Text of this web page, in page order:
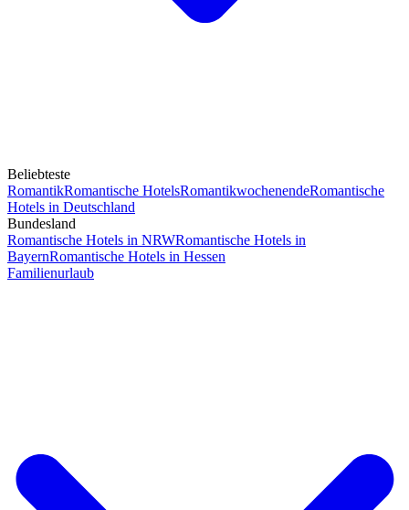
Beliebteste
RomantikRomantische HotelsRomantikwochenendeRomantische
Hotels in Deutschland
Bundesland
Romantische Hotels in NRWRomantische Hotels in
BayernRomantische Hotels in Hessen
Familienurlaub